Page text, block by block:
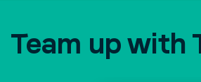
Team up with